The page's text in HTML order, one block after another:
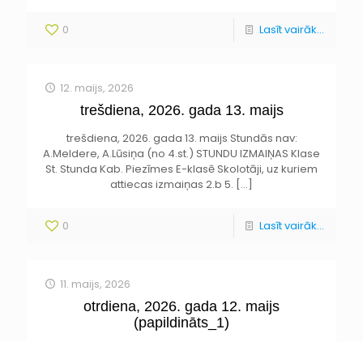
0 Lasīt vairāk...
12. maijs, 2026
trešdiena, 2026. gada 13. maijs
trešdiena, 2026. gada 13. maijs Stundās nav:
A.Meldere, A.Lūsiņa (no 4.st.) STUNDU IZMAIŅAS Klase
St. Stunda Kab. Piezīmes E-klasē Skolotāji, uz kuriem
attiecas izmaiņas 2.b 5. […]
0 Lasīt vairāk...
11. maijs, 2026
otrdiena, 2026. gada 12. maijs
(papildināts_1)